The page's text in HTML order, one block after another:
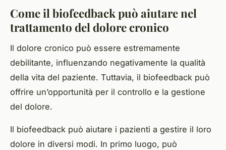
Come il biofeedback può aiutare nel
trattamento del dolore cronico
Il dolore cronico può essere estremamente
debilitante, influenzando negativamente la qualità
della vita del paziente. Tuttavia, il biofeedback può
offrire un’opportunità per il controllo e la gestione
del dolore.
Il biofeedback può aiutare i pazienti a gestire il loro
dolore in diversi modi. In primo luogo, può